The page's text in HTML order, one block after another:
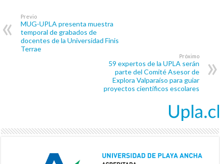
Previo
MUG-UPLA presenta muestra
temporal de grabados de
docentes de la Universidad Finis
Terrae
Próximo
59 expertos de la UPLA serán
parte del Comité Asesor de
Explora Valparaíso para guiar
proyectos científicos escolares